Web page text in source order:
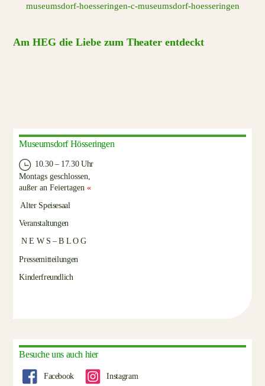
Am HEG die Liebe zum Theater entdeckt
Museumsdorf Hösseringen
10.30 – 17.30 Uhr
Montags geschlossen,
außer an Feiertagen«
Alter Speisesaal
Veranstaltungen
N E W S – B L O G
Pressemitteilungen
Kinderfreundlich
Besuche uns auch hier
Facebook Instagram